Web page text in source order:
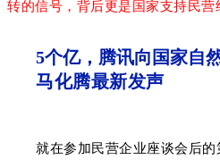
转的信号，背后更是国家支持民
5个亿，腾讯向国家自
马化腾最新发声
就在参加民营企业座谈会后的